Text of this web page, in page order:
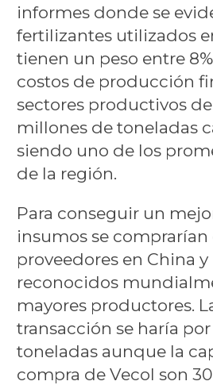
informes donde se
fertilizantes utilizados
tienen un peso entre
costos de producción
sectores productivos
millones de toneladas
siendo uno de los
de la región.
Para conseguir un
insumos se
proveedores en China y
reconocidos
mayores productores.
transacción se haría
toneladas aunque la
compra de Vecol son